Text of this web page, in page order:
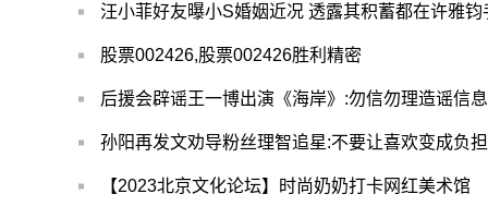
汪小菲好友曝小S婚姻近况 透露其积蓄都在许雅钧
股票002426,股票002426胜利精密
后援会辟谣王一博出演《海岸》:勿信勿理造谣信息
孙阳再发文劝导粉丝理智追星:不要让喜欢变成负担
【2023北京文化论坛】时尚奶奶打卡网红美术馆